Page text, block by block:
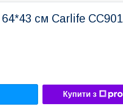
64*43 см Carlife CC901
Купити з